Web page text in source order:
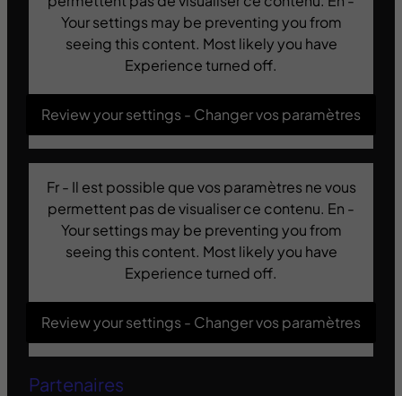
Your settings may be preventing you from
seeing this content. Most likely you have
Experience turned off.
Review your settings - Changer vos paramètres
Fr - Il est possible que vos paramètres ne vous
permettent pas de visualiser ce contenu. En -
Your settings may be preventing you from
seeing this content. Most likely you have
Experience turned off.
Review your settings - Changer vos paramètres
Partenaires